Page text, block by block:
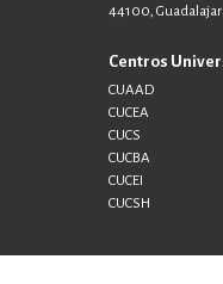
44100,
Centros
CUAAD
CUCEA
CUCS
CUCBA
CUCEI
CUCSH